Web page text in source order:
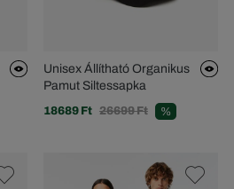
Unisex Állítható Organikus
Pamut Siltessapka
18689 Ft 26699 Ft %